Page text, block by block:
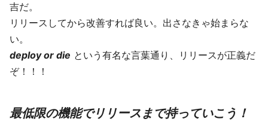
吉だ。
リリースしてから改善すれば良い。出さなきゃ始まらな
い。
deploy or die という有名な言葉通り、リリースが正義だ
ぞ！！！
最低限の機能でリリースまで持っていこう！